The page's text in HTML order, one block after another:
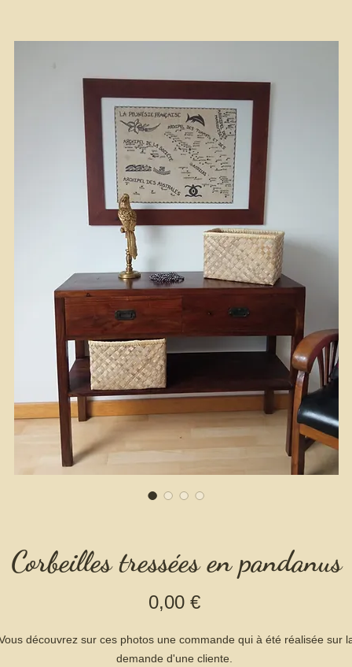
Corbeilles tressées en pandanus
0,00 €Prix
découvrez sur ces photos une commande qui à été réalisée sur
demande d'une cliente.